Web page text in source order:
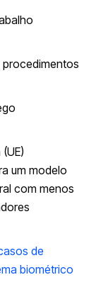
procedimentos
um modelo
com menos
de
biométrico